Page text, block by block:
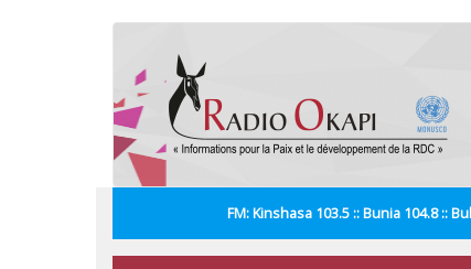
FM: Kinshasa 103.5 :: Bunia 104.8 ::